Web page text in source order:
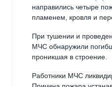
направились четыре
пламенем, кровля и
При тушении и
МЧС обнаружили
проникшая в строение.
Работники МЧС